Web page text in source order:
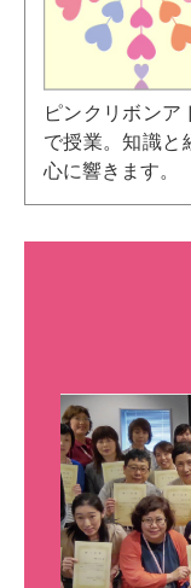
ピンクリボンア
で授業。知識と
心に響きます。